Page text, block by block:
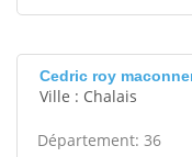
Cedric roy
Ville : Chalais
Département: 36